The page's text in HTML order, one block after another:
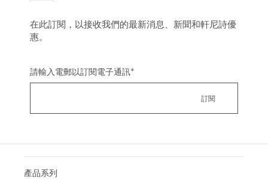
在此訂閱，以接收我們的最新消息、新聞和軒尼詩優
惠。
請輸入電郵以訂閱電子通訊*
產品系列